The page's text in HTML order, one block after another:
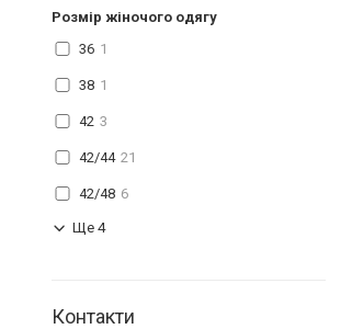
Розмір жіночого одягу
36 1
38 1
42 3
42/44 21
42/48 6
Ще 4
Контакти